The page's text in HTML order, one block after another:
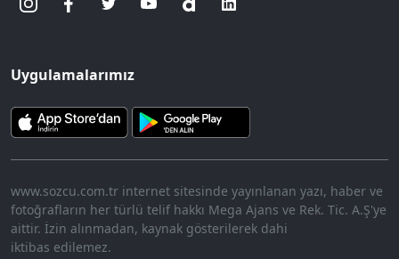
Uygulamalarımız
www.sozcu.com.tr internet sitesinde yayınlanan yazı, haber ve
fotoğrafların her türlü telif hakkı Mega Ajans ve Rek. Tic. A.Ş'ye
aittir. İzin alınmadan, kaynak gösterilerek dahi
iktibas edilemez.